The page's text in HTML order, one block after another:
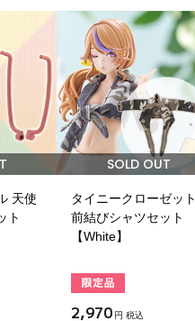
天使
ト
SOLD OUT
タイニークローゼット
前結びシャツセット
【White】
2,970 円 税込